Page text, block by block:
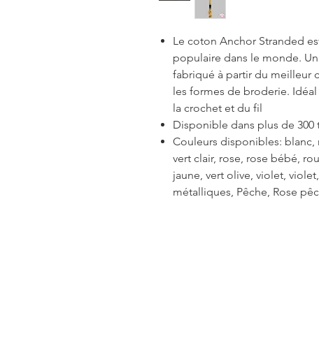
Le coton Anchor Stranded
populaire dans le monde.
fabriqué à partir du meilleur
les formes de broderie.
la crochet et du fil
Disponible dans plus de 300
Couleurs disponibles: blanc,
vert clair, rose, rose bébé,
jaune, vert olive, violet,
métalliques, Pêche, Rose